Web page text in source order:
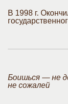
В 1998 г.
Боишься — не
не сожалей